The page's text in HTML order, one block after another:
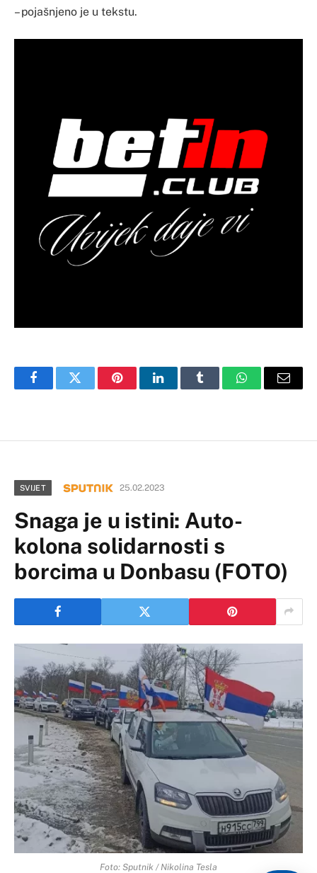
– pojašnjeno je u tekstu.
FacebookTwitter PinterestLinkedInTumblr WhatsAppEmail
SVIJET 25.02.2023
Snaga je u istini: Auto-
kolona solidarnosti s
borcima u Donbasu (FOTO)
Foto: Sputnik / Nikolina Tesla